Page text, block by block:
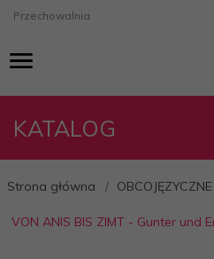
Przechowalnia
KATALOG
Strona główna OBCOJĘZYCZNE
VON ANIS BIS ZIMT - Gunter und